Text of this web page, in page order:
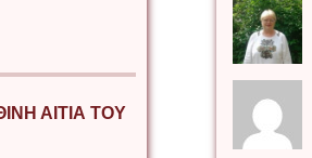
ΑΙΤΊΑ ΤΟΥ